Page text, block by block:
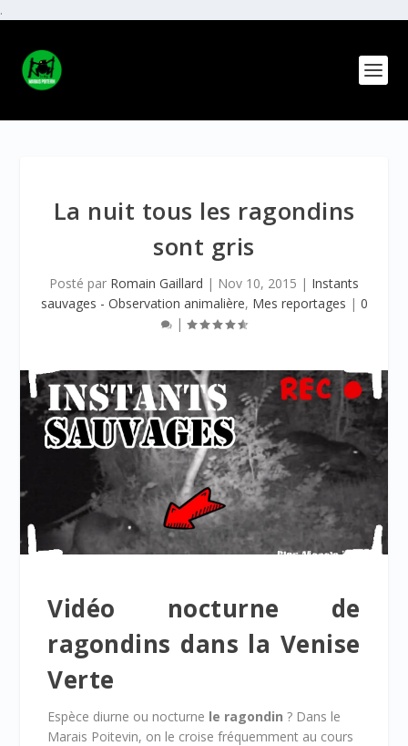
.
La nuit tous les ragondins
sont gris
Posté par Romain Gaillard | Nov 10, 2015 | Instants
sauvages - Observation animalière, Mes reportages | 0
|
Vidéo nocturne de
ragondins dans la Venise
Verte
Espèce diurne ou nocturne le ragondin ? Dans le
Marais Poitevin, on le croise fréquemment au cours